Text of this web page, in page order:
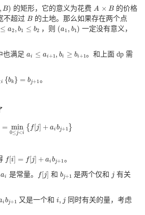
, B)
B) 的矩形，它的意义为花费 A × B
A ×B
的价格
不超过 B
B 的土地。那么如果存在两个点
≤ a2, b1 ≤ b2
≤a2 ,b ≤ 2 ，则 (a1, b1)
( b1 ) 一定没有意义，
也满足 ai ≤ ai+1, bi ≥ bi+1
ai ai +1 ≥b +1
。和上面 dp 需
i {bk } = bj+1
bk } + 。
= min
0≤ j<i
{ f[j] + ai bj+1 }
0 < {f [j + bj }
f[i] = f[j] + ai bj+1
f[i]= ]+ ai b 。
ai
ai 是常量。 f[j]
f[j ] 和 bj+1
b 是两个仅和 j
j 有关
i bj+1
ai bj 又是一个和i, j
i
同时有关的量，考虑